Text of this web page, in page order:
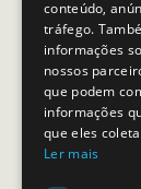
Dias
conteúdo,
tráfego.
informações
nossos
que podem
informações
que eles
Ler mais